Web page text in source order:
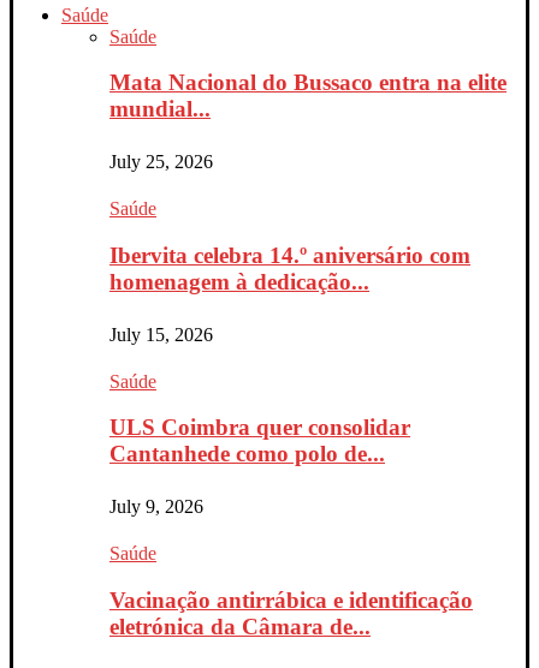
Saúde
Saúde
Mata Nacional do Bussaco entra na elite
mundial...
July 25, 2026
Saúde
Ibervita celebra 14.º aniversário com
homenagem à dedicação...
July 15, 2026
Saúde
ULS Coimbra quer consolidar
Cantanhede como polo de...
July 9, 2026
Saúde
Vacinação antirrábica e identificação
eletrónica da Câmara de...